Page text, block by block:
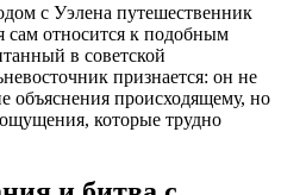
с Уэлена путешественник
сам относится к подобным
в советской
признается: он не
объяснения происходящему, но
которые трудно